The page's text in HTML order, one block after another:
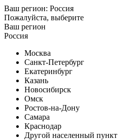
Ваш регион: Россия
Пожалуйста, выберите
Ваш регион
Россия
Москва
Санкт-Петербург
Екатеринбург
Казань
Новосибирск
Омск
Ростов-на-Дону
Самара
Краснодар
Другой населенный пункт